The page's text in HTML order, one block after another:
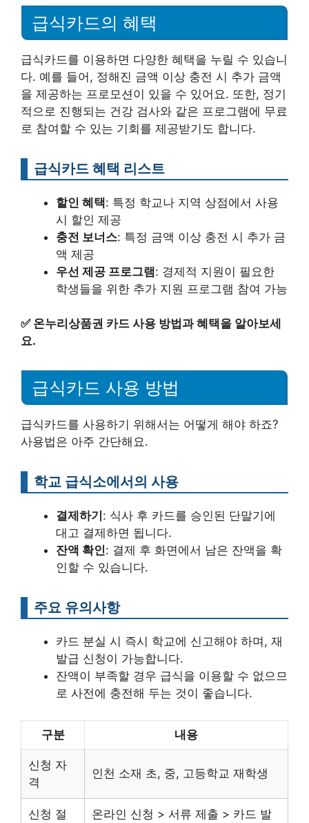
급식카드의 혜택
급식카드를 이용하면 다양한 혜택을 누릴 수 있습니
다. 예를 들어, 정해진 금액 이상 충전 시 추가 금액
을 제공하는 프로모션이 있을 수 있어요. 또한, 정기
적으로 진행되는 건강 검사와 같은 프로그램에 무료
로 참여할 수 있는 기회를 제공받기도 합니다.
급식카드 혜택 리스트
할인 혜택: 특정 학교나 지역 상점에서 사용
시 할인 제공
충전 보너스: 특정 금액 이상 충전 시 추가 금
액 제공
우선 제공 프로그램: 경제적 지원이 필요한
학생들을 위한 추가 지원 프로그램 참여 가능
✅ 온누리상품권 카드 사용 방법과 혜택을 알아보세
요.
급식카드 사용 방법
급식카드를 사용하기 위해서는 어떻게 해야 하죠?
사용법은 아주 간단해요.
학교 급식소에서의 사용
결제하기 : 식사 후 카드를 승인된 단말기에
대고 결제하면 됩니다.
잔액 확인: 결제 후 화면에서 남은 잔액을 확
인할 수 있습니다.
주요 유의사항
카드 분실 시 즉시 학교에 신고해야 하며, 재
발급 신청이 가능합니다.
잔액이 부족할 경우 급식을 이용할 수 없으므
로 사전에 충전해 두는 것이 좋습니다.
구분 내용
신청 자
격
인천 소재 초, 중, 고등학교 재학생
신청 절
온라인 신청 > 서류 제출 > 카드 발